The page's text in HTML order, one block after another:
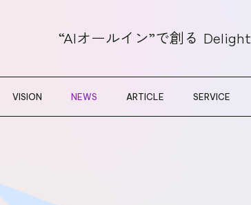
“AIオールイン”で創る Delight
VISION NEWS ARTICLE SERVICE